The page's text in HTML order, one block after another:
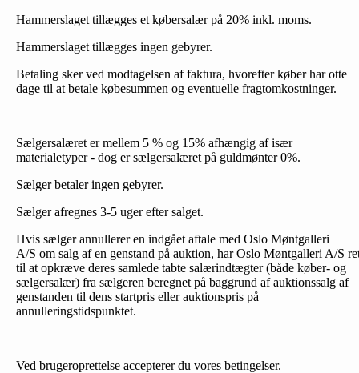
Hammerslaget tillægges et købersalær på 20% inkl. moms.
Hammerslaget tillægges ingen gebyrer.
Betaling sker ved modtagelsen af faktura, hvorefter køber har otte
dage til at betale købesummen og eventuelle fragtomkostninger.
Sælgersalæret er mellem 5 % og 15% afhængig af især
materialetyper - dog er sælgersalæret på guldmønter 0%.
Sælger betaler ingen gebyrer.
Sælger afregnes 3-5 uger efter salget.
Hvis sælger annullerer en indgået aftale med Oslo Møntgalleri
A/S om salg af en genstand på auktion, har Oslo Møntgalleri A/S
til at opkræve deres samlede tabte salærindtægter (både køber- og
sælgersalær) fra sælgeren beregnet på baggrund af auktionssalg af
genstanden til dens startpris eller auktionspris på
annulleringstidspunktet.
Ved brugeroprettelse accepterer du vores betingelser.